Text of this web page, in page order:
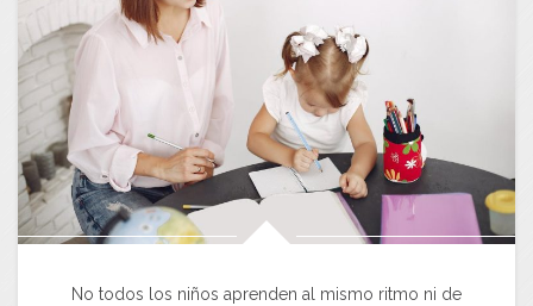
No todos los niños aprenden al mismo ritmo ni de